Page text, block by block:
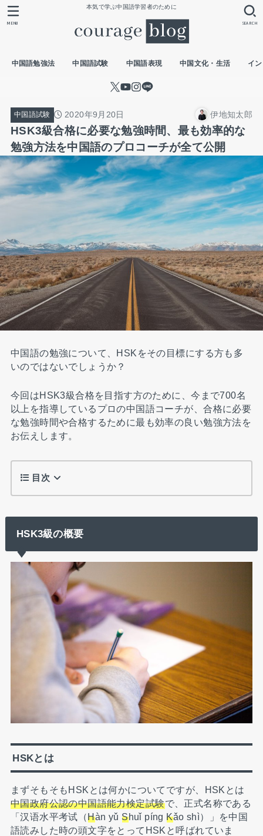
本気で学ぶ中国語学習者のために
中国語勉強法 中国語試験 中国語表現 中国文化・生活 イ
SEARCH
MENU
中国語試験 2020年9月20日 伊地知太郎
HSK3級合格に必要な勉強時間、最も効率的な
勉強方法を中国語のプロコーチが全て公開
中国語の勉強について、HSKをその目標にする方も多
いのではないでしょうか？
今回はHSK3級合格を目指す方のために、今まで700名
以上を指導しているプロの中国語コーチが、合格に必要
な勉強時間や合格するために最も効率の良い勉強方法を
お伝えします。
目次
HSK3級の概要
HSKとは
まずそもそもHSKとは何かについてですが、HSKとは
中国政府公認の中国語能力検定試験で、正式名称である
「汉语水平考试（Hàn yǔ Shuǐ píng Kǎo shì）」を中国
語読みした時の頭文字をとってHSKと呼ばれていま